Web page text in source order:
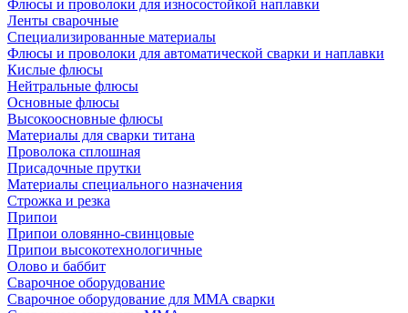
Флюсы и проволоки для износостойкой наплавки
Ленты сварочные
Специализированные материалы
Флюсы и проволоки для автоматической сварки и наплавки
Кислые флюсы
Нейтральные флюсы
Основные флюсы
Высокоосновные флюсы
Материалы для сварки титана
Проволока сплошная
Присадочные прутки
Материалы специального назначения
Строжка и резка
Припои
Припои оловянно-свинцовые
Припои высокотехнологичные
Олово и баббит
Сварочное оборудование
Сварочное оборудование для MMA сварки